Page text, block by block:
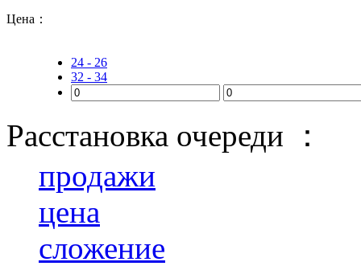
Цена：
24 - 26
32 - 34
Расстановка очереди ：
продажи
цена
сложение